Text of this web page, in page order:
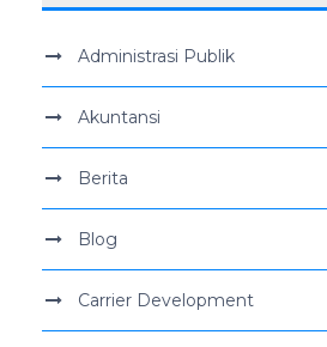
Administrasi Publik
Akuntansi
Berita
Blog
Carrier Development